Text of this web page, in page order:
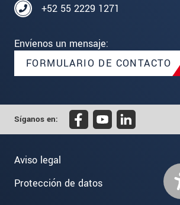
+52 55 2229 1271
Envíenos un mensaje:
FORMULARIO DE CONTACTO
Síganos en:
Aviso legal
Protección de datos